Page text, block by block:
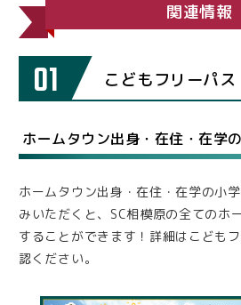
関連情報
01 こどもフリーパス
ホームタウン出身・在住・在学
ホームタウン出身・在住・在学の小
みいただくと、SC相模原の全てのホ
することができます！詳細はこども
認ください。